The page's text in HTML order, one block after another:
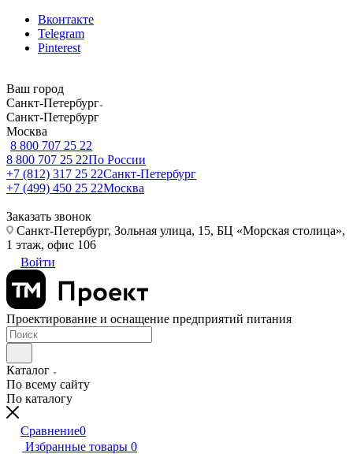
Вконтакте
Telegram
Pinterest
Ваш город
Санкт-Петербург
Санкт-Петербург
Москва
8 800 707 25 22
8 800 707 25 22По России
+7 (812) 317 25 22Санкт-Петербург
+7 (499) 450 25 22Москва
Заказать звонок
Санкт-Петербург, Зольная улица, 15, БЦ «Морская столица»,
1 этаж, офис 106
Войти
Проектирование и оснащение предприятий питания
Каталог
По всему сайту
По каталогу
Сравнение0
Избранные товары 0